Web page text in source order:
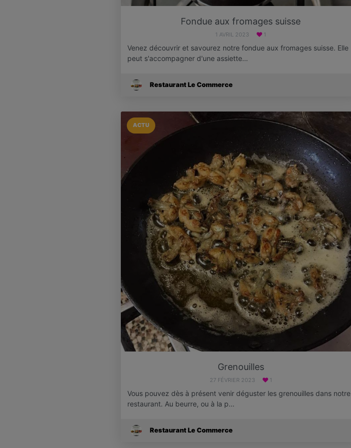
Fondue aux fromages suisse
1 AVRIL 2023 1
Venez découvrir et savourez notre fondue aux fromages suisse. Elle
peut s'accompagner d'une assiette…
Restaurant Le Commerce
ACTU
Grenouilles
27 FÉVRIER 2023 1
Vous pouvez dès à présent venir déguster les grenouilles dans notre
restaurant. Au beurre, ou à la p…
Restaurant Le Commerce